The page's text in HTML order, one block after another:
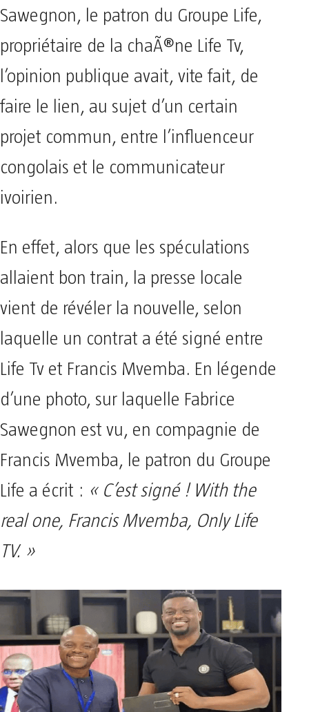
Sawegnon, le patron du Groupe Life,
propriétaire de la chaÃ®ne Life Tv,
l’opinion publique avait, vite fait, de
faire le lien, au sujet d’un certain
projet commun, entre l’influenceur
congolais et le communicateur
ivoirien.
En effet, alors que les spéculations
allaient bon train, la presse locale
vient de révéler la nouvelle, selon
laquelle un contrat a été signé entre
Life Tv et Francis Mvemba. En légende
d’une photo, sur laquelle Fabrice
Sawegnon est vu, en compagnie de
Francis Mvemba, le patron du Groupe
Life a écrit : « C’est signé ! With the
real one, Francis Mvemba, Only Life
TV. »